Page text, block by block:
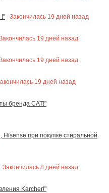
!"
Закончилась 19 дней назад
19 дней назад
19 дней назад
19 дней назад
бренда CAT!"
при покупке стиральной
Закончилась 8 дней назад
Karcher!"